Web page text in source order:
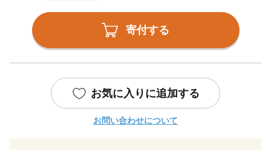
寄付する
お気に入りに追加する
お問い合わせについて